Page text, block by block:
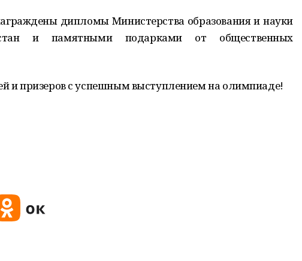
дипломы Министерства образования и науки
и памятными подарками от общественных
и призеров с успешным выступлением на олимпиаде!